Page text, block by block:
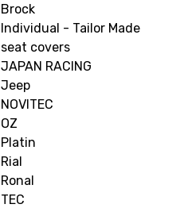
Brock
Individual - Tailor Made
seat covers
JAPAN RACING
Jeep
NOVITEC
OZ
Platin
Rial
Ronal
TEC